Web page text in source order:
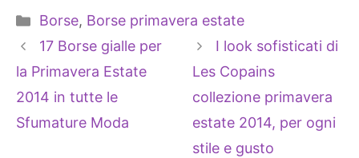
Categorie
Borse, Borse primavera estate
17 Borse gialle per
la Primavera Estate
2014 in tutte le
Sfumature Moda
I look sofisticati di
Les Copains
collezione primavera
estate 2014, per ogni
stile e gusto